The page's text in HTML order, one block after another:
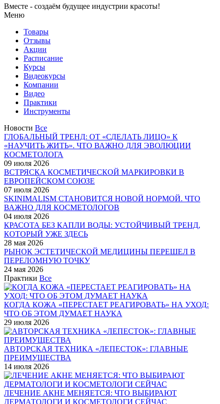
Вместе - создаём будущее индустрии красоты!
Меню
Товары
Отзывы
Акции
Расписание
Курсы
Видеокурсы
Компании
Видео
Практики
Инструменты
Новости Все
ГЛОБАЛЬНЫЙ ТРЕНД: ОТ «СДЕЛАТЬ ЛИЦО» К
«НАУЧИТЬ ЖИТЬ». ЧТО ВАЖНО ДЛЯ ЭВОЛЮЦИИ
КОСМЕТОЛОГА
09 июля 2026
ВСТРЯСКА КОСМЕТИЧЕСКОЙ МАРКИРОВКИ В
ЕВРОПЕЙСКОМ СОЮЗЕ
07 июля 2026
SKINIMALISM СТАНОВИТСЯ НОВОЙ НОРМОЙ. ЧТО
ВАЖНО ДЛЯ КОСМЕТОЛОГОВ
04 июля 2026
КРАСОТА БЕЗ КАПЛИ ВОДЫ: УСТОЙЧИВЫЙ ТРЕНД,
КОТОРЫЙ УЖЕ ЗДЕСЬ
28 мая 2026
РЫНОК ЭСТЕТИЧЕСКОЙ МЕДИЦИНЫ ПЕРЕШЕЛ В
ПЕРЕЛОМНУЮ ТОЧКУ
24 мая 2026
Практики Все
КОГДА КОЖА «ПЕРЕСТАЕТ РЕАГИРОВАТЬ» НА УХОД:
ЧТО ОБ ЭТОМ ДУМАЕТ НАУКА
29 июля 2026
АВТОРСКАЯ ТЕХНИКА «ЛЕПЕСТОК»: ГЛАВНЫЕ
ПРЕИМУЩЕСТВА
14 июля 2026
ЛЕЧЕНИЕ АКНЕ МЕНЯЕТСЯ: ЧТО ВЫБИРАЮТ
ДЕРМАТОЛОГИ И КОСМЕТОЛОГИ СЕЙЧАС